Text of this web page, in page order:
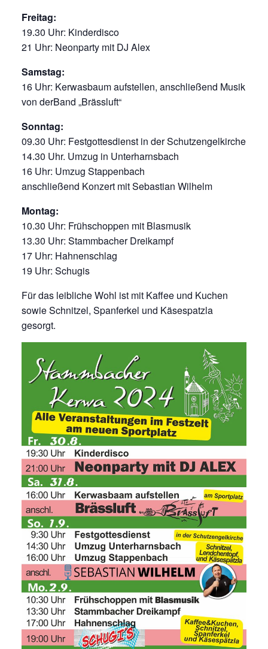
Freitag:
19.30 Uhr: Kinderdisco
21 Uhr: Neonparty mit DJ Alex
Samstag:
16 Uhr: Kerwasbaum aufstellen, anschließend Musik
von derBand „Brässluft“
Sonntag:
09.30 Uhr: Festgottesdienst in der Schutzengelkirche
14.30 Uhr. Umzug in Unterharnsbach
16 Uhr: Umzug Stappenbach
anschließend Konzert mit Sebastian Wilhelm
Montag:
10.30 Uhr: Frühschoppen mit Blasmusik
13.30 Uhr: Stammbacher Dreikampf
17 Uhr: Hahnenschlag
19 Uhr: Schugis
Für das leibliche Wohl ist mit Kaffee und Kuchen
sowie Schnitzel, Spanferkel und Käsespatzla
gesorgt.